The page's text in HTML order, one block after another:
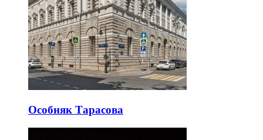
Особняк Тарасова